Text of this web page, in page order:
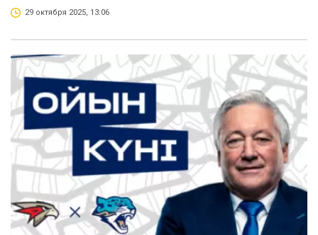
29 октября 2025, 13:06